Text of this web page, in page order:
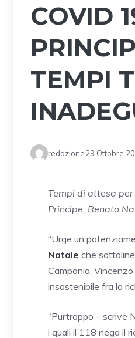
COVID
TEMPI
redazione29 Ottobre
Tempi di attesa per
Principe, Renato
“Urge un
Natale che
Campania,
insostenibile fra la
“Purtroppo – scrive
i quali il 118 nega il